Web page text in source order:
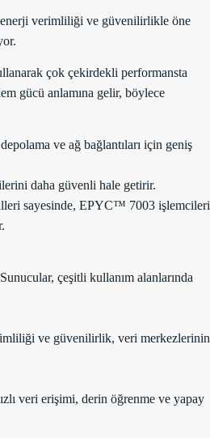
verimliliği ve güvenilirlikle öne
çok çekirdekli performansta
gücü anlamına gelir, böylece
ve ağ bağlantıları için geniş
daha güvenli hale getirir.
sayesinde, EPYC™ 7003 işlemcileri
çeşitli kullanım alanlarında
ve güvenilirlik, veri merkezlerinin
veri erişimi, derin öğrenme ve yapay